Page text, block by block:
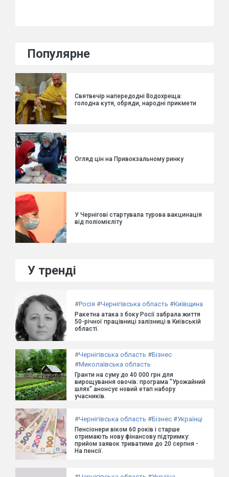
Популярне
Святвечір напередодні Водохреща:
голодна кутя, обряди, народні прикмети
Огляд цін на Привокзальному ринку
У Чернігові стартувала турова вакцинація
від поліомієліту
У тренді
#Росія #Чернігівська область #Київщина
Ракетна атака з боку Росії забрала життя
50-річної працівниці залізниці в Київській
області.
#Чернігівська область #Бізнес
#Миколаївська область
Гранти на суму до 40 000 грн для
вирощування овочів: програма "Урожайний
шлях" анонсує новий етап набору
учасників.
#Чернігівська область #Бізнес #Українці
Пенсіонери віком 60 років і старше
отримають нову фінансову підтримку:
прийом заявок триватиме до 20 серпня -
На пенсії.